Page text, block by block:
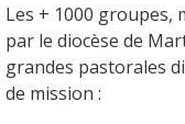
Les + 1000 groupes,
par le diocèse de
grandes pastorales
de mission :